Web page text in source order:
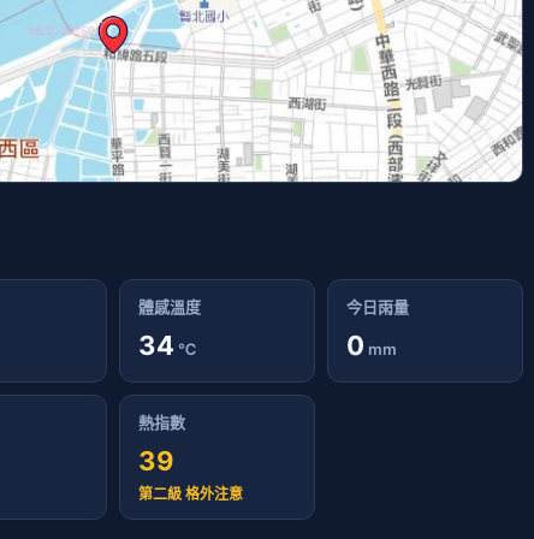
體感溫度
34 ℃
今日雨量
0 mm
熱指數
39
第二級 格外注意